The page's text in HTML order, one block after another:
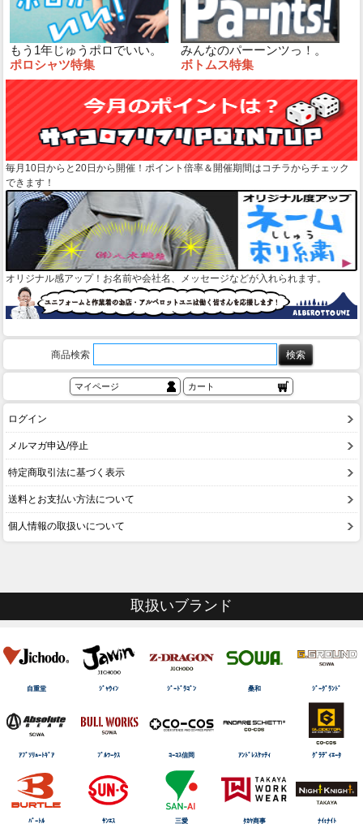
もう1年じゅうポロでいい。
ポロシャツ特集
みんなのパーーンツっ！。
ボトムス特集
毎月10日からと20日から開催！ポイント倍率＆開催期間はコチラからチェック
できます！
オリジナル感アップ！お名前や会社名、メッセージなどが入れられます。
商品検索
マイページ カート
ログイン
メルマガ申込/停止
特定商取引法に基づく表示
送料とお支払い方法について
個人情報の取扱いについて
取扱いブランド
自重堂 ｼﾞｬｳｨﾝ ｼﾞｰﾄﾞﾗｺﾞﾝ 桑和 ｼﾞｰｸﾞﾗﾝﾄﾞ
ｱﾌﾞｿﾘｭｰﾄｷﾞｱ ﾌﾞﾙﾜｰｸｽ ｺｰｺｽ信岡 ｱﾝﾄﾞﾚｽｹｯﾃｨ ｸﾞﾗﾃﾞｨｴｰﾀ
ﾊﾞｰﾄﾙ ｻﾝｴｽ 三愛 ﾀｶﾔ商事 ﾅｲtﾅｲﾄ